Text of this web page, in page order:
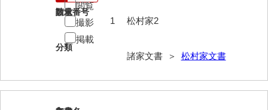
岩崎家文書（鹿野町）
岩見博幸収集史料
上田家文書（防府市）
請求番号
松村家2
分類
諸家文書 ＞ 松村家文書
数量
1
閲覧
撮影
掲載